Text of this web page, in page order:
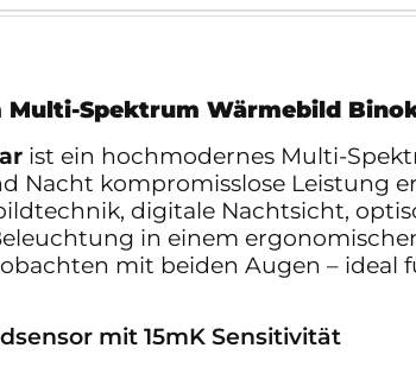
Multi-Spektrum Wärmebild
ist ein hochmodernes Multi-
Nacht kompromisslose Leistung
digitale Nachtsicht,
in einem
mit beiden Augen – ideal
mit 15mK Sensitivität